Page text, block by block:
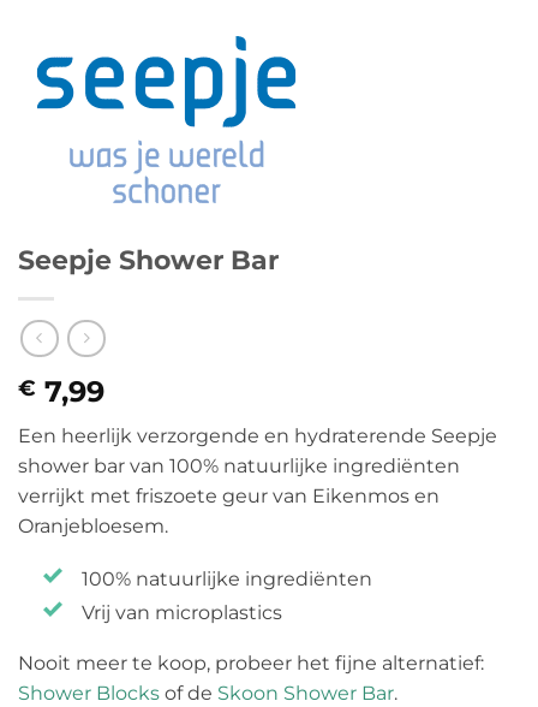
Seepje Shower Bar
€ 7,99
Een heerlijk verzorgende en hydraterende Seepje
shower bar van 100% natuurlijke ingrediënten
verrijkt met friszoete geur van Eikenmos en
Oranjebloesem.
100% natuurlijke ingrediënten
Vrij van microplastics
Nooit meer te koop, probeer het fijne alternatief:
Shower Blocks of de Skoon Shower Bar.